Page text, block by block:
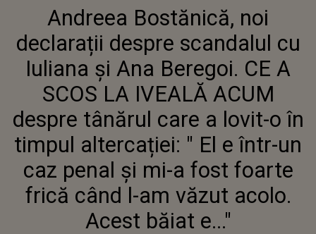
DECLARAȚII DESPRE
SCANDALUL CU IULIANA ȘI
ANA BEREGOI. CE A SCOS LA
IVEALĂ ACUM DESPRE
TÂNĂRUL CARE A LOVIT-O ÎN
TIMPUL ALTERCAȚIEI: " EL E
ÎNTR-UN CAZ PENAL ȘI MI-A
FOST FOARTE FRICĂ CÂND L-AM
VĂZUT ACOLO. ACEST BĂIAT E..."
Andreea Bostănică, noi
declarații despre scandalul cu
Iuliana și Ana Beregoi. CE A
SCOS LA IVEALĂ ACUM
despre tânărul care a lovit-o în
timpul altercației: " El e într-un
caz penal și mi-a fost foarte
frică când l-am văzut acolo.
Acest băiat e..."